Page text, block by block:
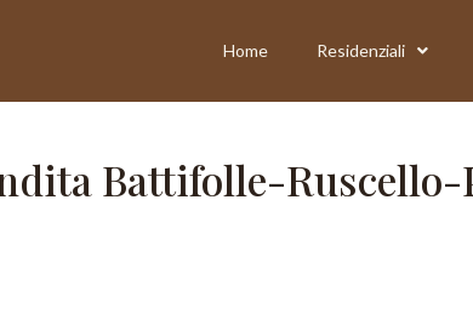
Home Residenziali
Battifolle-Ruscello-